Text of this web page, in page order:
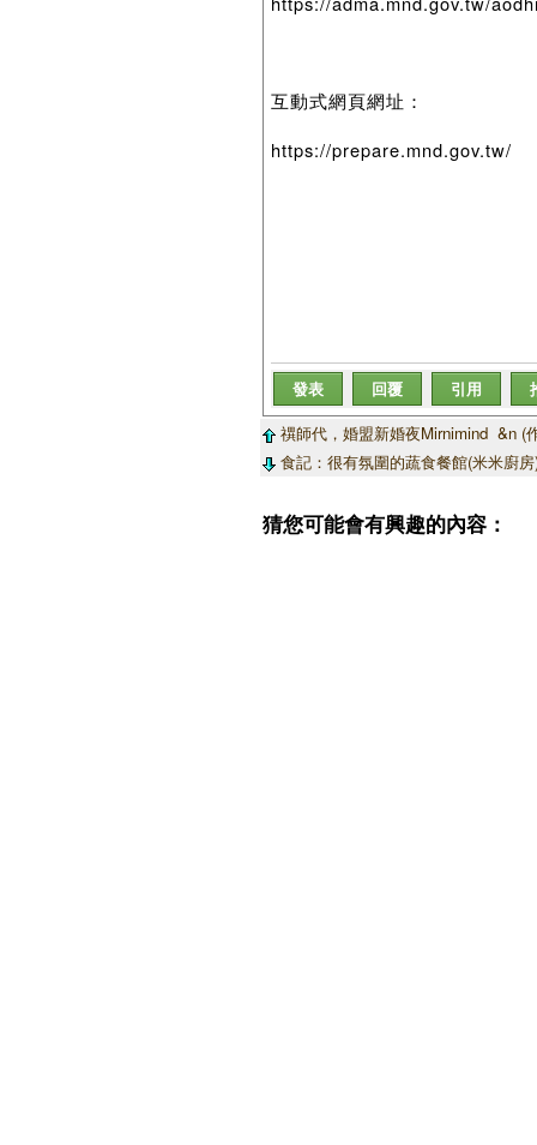
互動式網頁網址：
https://prepare.mnd.gov.tw/
發表 回覆 引用
禩師代，婚盟新婚夜Mirnimind &n (
食記：很有氛圍的蔬食餐館(米米廚
猜您可能會有興趣的內容：